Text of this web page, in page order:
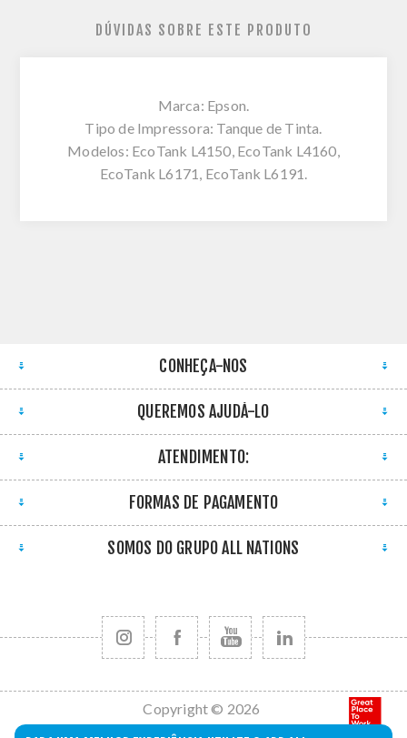
DÚVIDAS SOBRE ESTE PRODUTO
Marca: Epson.
Tipo de Impressora: Tanque de Tinta.
Modelos: EcoTank L4150, EcoTank L4160,
EcoTank L6171, EcoTank L6191.
CONHEÇA-NOS
QUEREMOS AJUDÁ-LO
ATENDIMENTO:
FORMAS DE PAGAMENTO
SOMOS DO GRUPO ALL NATIONS
Copyright © 2026
All Nations. Todos